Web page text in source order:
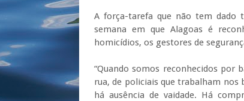
A força-tarefa que não tem dado
semana em que Alagoas é
homicídios, os gestores de
“Quando somos reconhecidos por
rua, de policiais que trabalham
há ausência de vaidade. Há